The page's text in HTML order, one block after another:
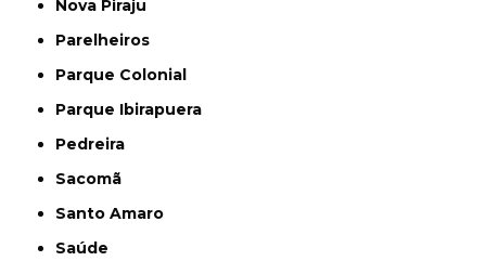
Nova Piraju
Parelheiros
Parque Colonial
Parque Ibirapuera
Pedreira
Sacomã
Santo Amaro
Saúde